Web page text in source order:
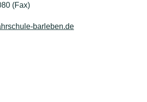
(Fax)
barleben.de